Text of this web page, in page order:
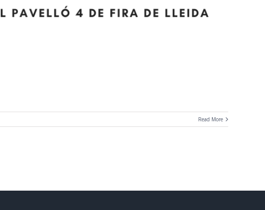
Read More